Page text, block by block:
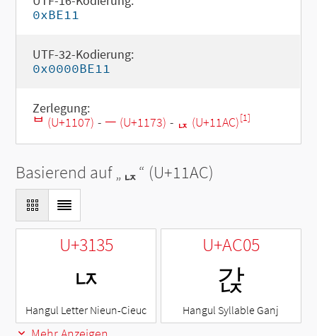
0xBE11
UTF-32-Kodierung:
0x0000BE11
Zerlegung:
ᄇ (U+1107) - ᅳ (U+1173) - ᆬ (U+11AC)[1]
Basierend auf „ᆬ“ (U+11AC)
U+3135
ㄵ
Hangul Letter Nieun-Cieuc
U+AC05
갅
Hangul Syllable Ganj